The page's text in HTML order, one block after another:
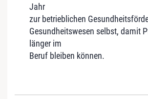
Jahr
zur betrieblichen
Gesundheitswesen selbst, damit
länger im
Beruf bleiben können.